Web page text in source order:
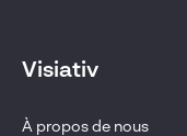
Visiativ
À propos de nous